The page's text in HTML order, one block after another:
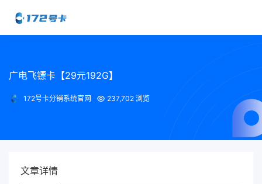
广电飞镖卡【29元192G】
172号卡分销系统官网 237,702 浏览
文章详情